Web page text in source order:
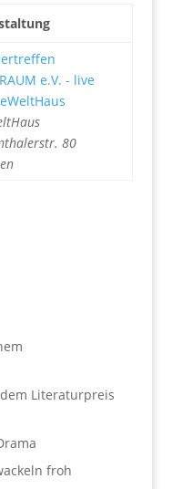
e.V. - live
80
Literaturpreis
froh